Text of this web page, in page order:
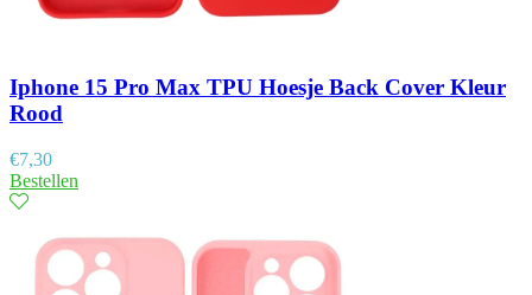
Iphone 15 Pro Max TPU Hoesje Back Cover Kleur
Rood
€7,30
Bestellen